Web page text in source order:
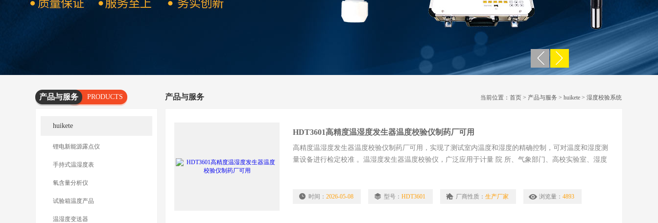
产品与服务
PRODUCTS
huikete
锂电新能源露点仪
手持式温湿度表
氧含量分析仪
试验箱温度产品
温湿度变送器
产品与服务 当前位置： 首页 > 产品与服务 > huikete > 湿度校验系统
HDT3601高精度温湿度发生器温度校验仪制药厂可用
高精度温湿度发生器温度校验仪制药厂可用，实现了测试室内温度和湿度的精确控制，可对温度和湿度测
量设备进行检定校准 。温湿度发生器温度校验仪，广泛应用于计量 院 所、气象部门、高校实验室、湿度
时间：2026-05-08 型号：HDT3601 厂商性质：生产厂家 浏览量：4893